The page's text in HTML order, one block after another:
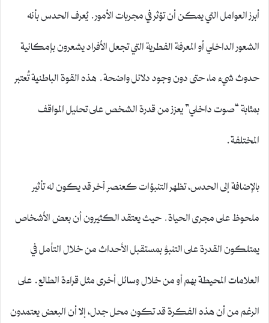
أبرز العوامل التي يمكن أن تؤثر في مجريات الأمور. يُعرف الحدس بأنه
الشعور الداخلي أو المعرفة الفطرية التي تجعل الأفراد يشعرون بإمكانية
حدوث شيء ما، حتى دون وجود دلائل واضحة. هذه القوة الباطنية تُعتبر
بمثابة “صوت داخلي” يعزز من قدرة الشخص على تحليل المواقف
المختلفة.
بالإضافة إلى الحدس، تظهر التنبؤات كعنصر آخر قد يكون له تأثير
ملحوظ على مجرى الحياة. حيث يعتقد الكثيرون أن بعض الأشخاص
يمتلكون القدرة على التنبؤ بمستقبل الأحداث من خلال التأمل في
العلامات المحيطة بهم أو من خلال وسائل أخرى مثل قراءة الطالع. على
الرغم من أن هذه الفكرة قد تكون محل جدل، إلا أن البعض يعتمدون